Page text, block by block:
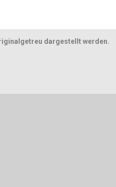
dargestellt werden.